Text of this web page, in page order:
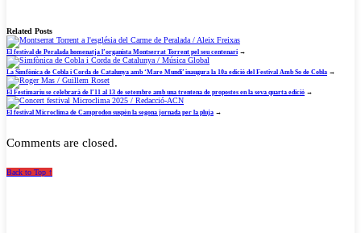
Related Posts
El festival de Peralada homenatja l’organista Montserrat Torrent pel seu centenari →
La Simfònica de Cobla i Corda de Catalunya amb ‘Mare Mundi’ inaugura la 10a edició del Festival Amb So de Cobla →
El Festimariu se celebrarà de l’11 al 13 de setembre amb una trentena de propostes en la seva quarta edició →
El festival Microclima de Camprodon suspèn la segona jornada per la pluja →
Comments are closed.
Back to Top ↑